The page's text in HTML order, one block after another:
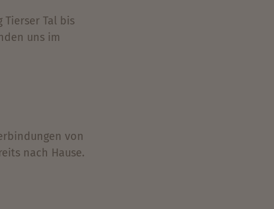
Tal bis
uns im
von
nach Hause.